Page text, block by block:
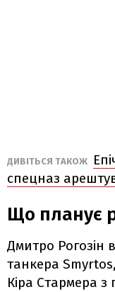
ДИВІТЬСЯ ТАКОЖ
спецназ
Що планує
Дмитро Рогозін
танкера
Кіра Стармера з